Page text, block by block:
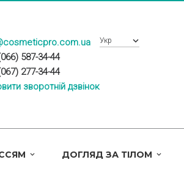
587-34-44
277-34-44
зворотній дзвінок
Укр
ДОГЛЯД ЗА ТІЛОМ